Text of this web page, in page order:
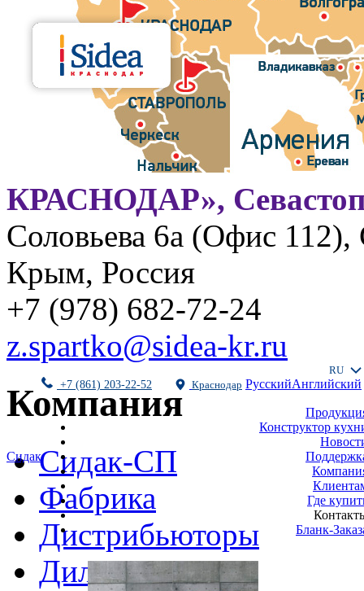
КРАСНОДАР»,
Соловьева 6а (Офис 112),
Крым, Россия
+7 (978) 682-72-24
z.spartko@sidea-kr.ru
Сидак
+7 (861) 203-22-52 Краснодар
RU
РусскийАнглийский
Конструктор
Где
Бланк-
Компания
Сидак-СП
Фабрика
Дистрибьюторы
Дилеры